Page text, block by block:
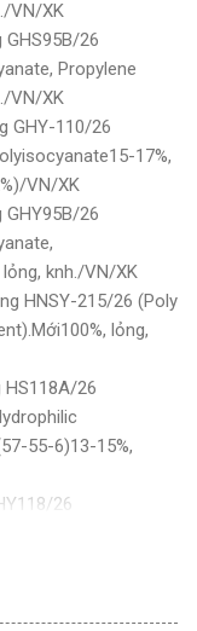
VN/XK
26
Propylene
VN/XK
GHY-110/26
17%,
VN/XK
26
knh./VN/XK
HNSY-215/26 (Poly
lỏng,
HS118A/26
55-6)13-15%,
26
quá trình sản